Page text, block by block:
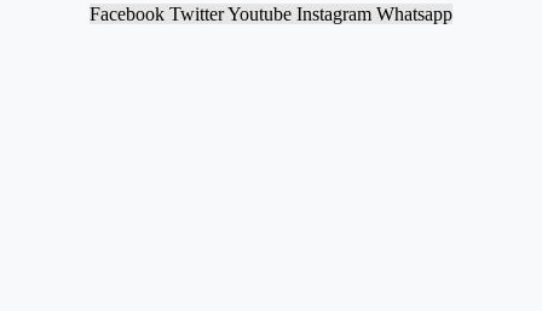
Facebook TwitterYoutube Instagram Whatsapp